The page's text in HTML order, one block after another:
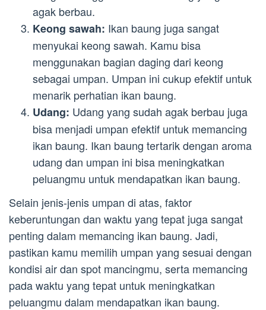
agak berbau.
Keong sawah: Ikan baung juga sangat
menyukai keong sawah. Kamu bisa
menggunakan bagian daging dari keong
sebagai umpan. Umpan ini cukup efektif untuk
menarik perhatian ikan baung.
Udang: Udang yang sudah agak berbau juga
bisa menjadi umpan efektif untuk memancing
ikan baung. Ikan baung tertarik dengan aroma
udang dan umpan ini bisa meningkatkan
peluangmu untuk mendapatkan ikan baung.
Selain jenis-jenis umpan di atas, faktor
keberuntungan dan waktu yang tepat juga sangat
penting dalam memancing ikan baung. Jadi,
pastikan kamu memilih umpan yang sesuai dengan
kondisi air dan spot mancingmu, serta memancing
pada waktu yang tepat untuk meningkatkan
peluangmu dalam mendapatkan ikan baung.